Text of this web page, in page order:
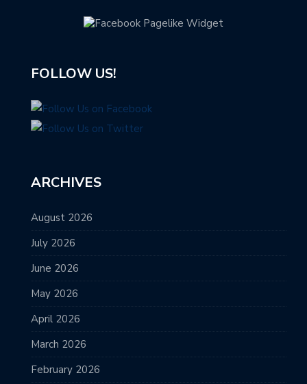
FOLLOW US!
ARCHIVES
August 2026
July 2026
June 2026
May 2026
April 2026
March 2026
February 2026